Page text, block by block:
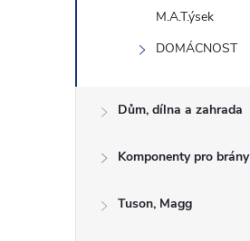
M.A.T.ýsek
DOMÁCNOST
Dům, dílna a zahrada
Komponenty pro brány
Tuson, Magg